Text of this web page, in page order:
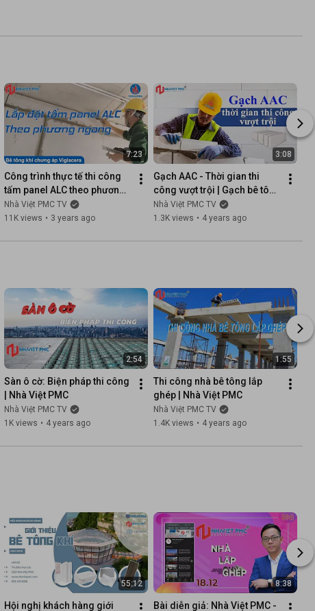
7:23
Công trình thực tế thi công
tấm panel ALC theo phương
ngang | Bê tông khí chưng
áp | Nhà Việt PMC
Nhà Việt PMC TV
11K views • 3 years ago
3:08
Gạch AAC - Thời gian thi
công vượt trội | Gạch bê tông
khí chưng áp | Nhà Việt PMC
Nhà Việt PMC TV
1.3K views • 4 years ago
2:54
Sàn ô cờ: Biện pháp thi công
| Nhà Việt PMC
Nhà Việt PMC TV
1K views • 4 years ago
1:55
Thi công nhà bê tông lắp
ghép | Nhà Việt PMC
Nhà Việt PMC TV
1.4K views • 4 years ago
55:12
Hội nghị khách hàng giới
8:38
Bài diễn giả: Nhà Việt PMC -